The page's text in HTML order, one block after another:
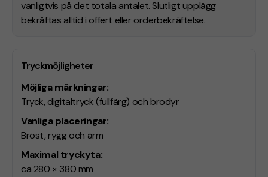
vanligtvis på det totala antalet. Slutligt upplägg
bekräftas alltid i offert eller orderbekräftelse.
Tryckmöjligheter
Möjliga märkningar:
Tryck, digitaltryck (fullfärg) och brodyr
Vanliga placeringar:
Bröst, rygg och ärm
Maximal tryckyta:
ca 280 × 380 mm